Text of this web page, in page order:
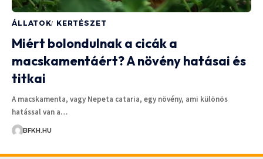
ÁLLATOK KERTÉSZET
Miért bolondulnak a cicák a
macskamentáért? A növény hatásai és
titkai
A macskamenta, vagy Nepeta cataria, egy növény, ami különös
hatással van a…
BFKH.HU